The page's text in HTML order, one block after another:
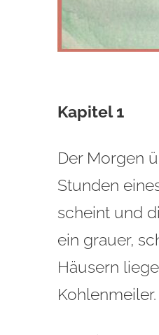
Kapitel 1
Der Morgen
Stunden
scheint und
ein grauer,
Häusern
Kohlenmeiler.